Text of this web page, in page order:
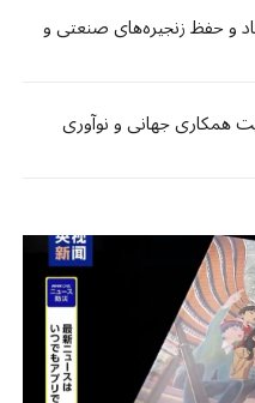
و حفظ زنجیره‌های صنعتی و
همکاری جهانی و نوآوری